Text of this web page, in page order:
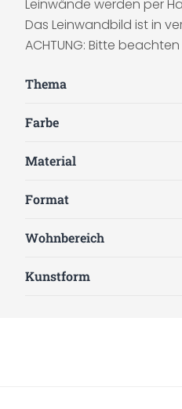
Leinwände werden per
Das Leinwandbild ist in
ACHTUNG: Bitte
Thema
Farbe
Material
Format
Wohnbereich
Kunstform